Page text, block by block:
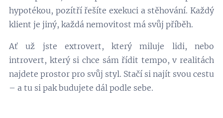
hypotékou, pozítří řešíte exekuci a stěhování. Každý
klient je jiný, každá nemovitost má svůj příběh.
Ať už jste extrovert, který miluje lidi, nebo
introvert, který si chce sám řídit tempo, v realitách
najdete prostor pro svůj styl. Stačí si najít svou cestu
– a tu si pak budujete dál podle sebe.